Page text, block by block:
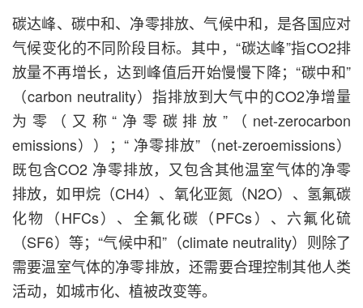
碳达峰、碳中和、净零排放、气候中和，是各国应对
气候变化的不同阶段目标。其中，“碳达峰”指CO2排
放量不再增长，达到峰值后开始慢慢下降；“碳中和”
（carbon neutrality）指排放到大气中的CO2净增量
为零（又称“净零碳排放”（net-zerocarbon
emissions））；“ 净零排放”（net-zeroemissions）
既包含CO2 净零排放，又包含其他温室气体的净零
排放，如甲烷（CH4）、氧化亚氮（N2O）、氢氟碳
化物（HFCs）、全氟化碳（PFCs）、六氟化硫
（SF6）等；“气候中和”（climate neutrality）则除了
需要温室气体的净零排放，还需要合理控制其他人类
活动，如城市化、植被改变等。